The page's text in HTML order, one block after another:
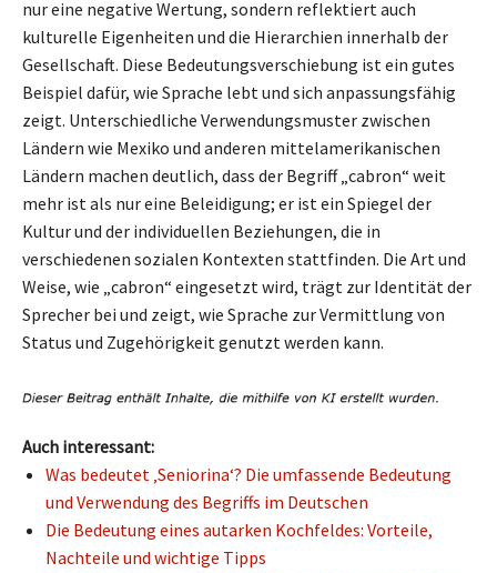
nur eine negative Wertung, sondern reflektiert auch
kulturelle Eigenheiten und die Hierarchien innerhalb der
Gesellschaft. Diese Bedeutungsverschiebung ist ein gutes
Beispiel dafür, wie Sprache lebt und sich anpassungsfähig
zeigt. Unterschiedliche Verwendungsmuster zwischen
Ländern wie Mexiko und anderen mittelamerikanischen
Ländern machen deutlich, dass der Begriff „cabron“ weit
mehr ist als nur eine Beleidigung; er ist ein Spiegel der
Kultur und der individuellen Beziehungen, die in
verschiedenen sozialen Kontexten stattfinden. Die Art und
Weise, wie „cabron“ eingesetzt wird, trägt zur Identität der
Sprecher bei und zeigt, wie Sprache zur Vermittlung von
Status und Zugehörigkeit genutzt werden kann.
Auch interessant:
Was bedeutet ‚Seniorina‘? Die umfassende Bedeutung
und Verwendung des Begriffs im Deutschen
Die Bedeutung eines autarken Kochfeldes: Vorteile,
Nachteile und wichtige Tipps